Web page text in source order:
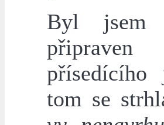
Byl jsem
tom se